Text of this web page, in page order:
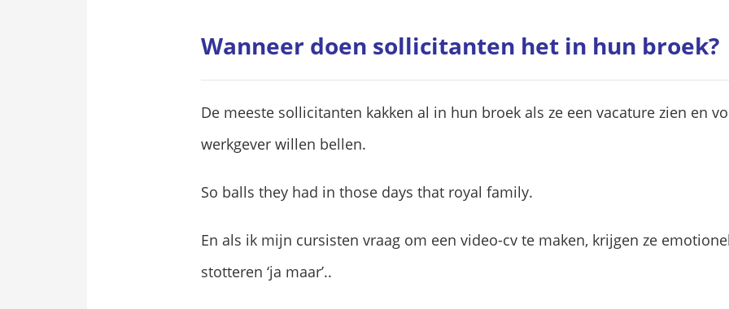
Wanneer doen sollicitanten het in hun broek?
De meeste sollicitanten kakken al in hun broek als ze een vacature zien en
werkgever willen bellen.
So balls they had in those days that royal family.
En als ik mijn cursisten vraag om een video-cv te maken, krijgen ze
stotteren ‘ja maar’..